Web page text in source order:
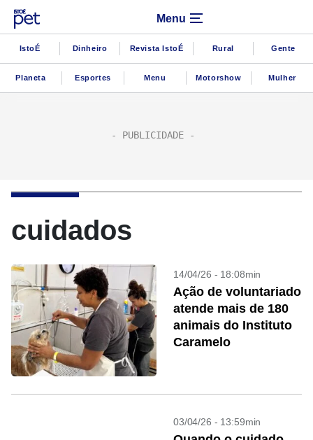
Menu
IstoÉ Dinheiro Revista IstoÉ Rural Gente
Planeta Esportes Menu Motorshow Mulher
cuidados
14/04/26 - 18:08min
Ação de voluntariado
atende mais de 180
animais do Instituto
Caramelo
03/04/26 - 13:59min